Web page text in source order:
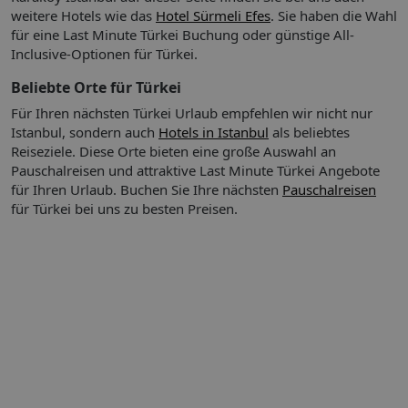
Frühstück
Restaurant
Bar
Sport & Fitness: Als Sport- oder Freizeitmöglichkeit wird ein
Fitnessstudio kostenpflichtig angeboten.
Sport & FitnessGegen Gebühr (teils Fremdleistungen)
Fitnessraum
weitere Hotels wie das Hotel Sürmeli Efes. Sie haben die Wahl
für eine Last Minute Türkei Buchung oder günstige All-
Inclusive-Optionen für Türkei.
Beliebte Orte für Türkei
Für Ihren nächsten Türkei Urlaub empfehlen wir nicht nur
Istanbul, sondern auch Hotels in Istanbul als beliebtes
Reiseziele. Diese Orte bieten eine große Auswahl an
Pauschalreisen und attraktive Last Minute Türkei Angebote
für Ihren Urlaub. Buchen Sie Ihre nächsten Pauschalreisen
für Türkei bei uns zu besten Preisen.